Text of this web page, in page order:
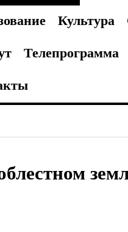
Культура
Телепрограмма